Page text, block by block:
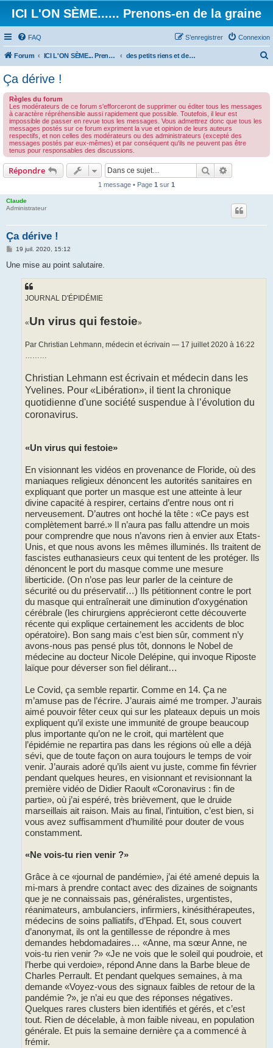
ICI L'ON SÈME...... Prenons-en de la graine
FAQ Connexion
S’enregistrer
Forum ICI L'ON SÈME... Prenons-en de la graine! des petits riens et des grands touts...
Ça dérive !
Règles du forum
Les modérateurs de ce forum s'efforceront de supprimer ou éditer tous les messages
à caractère répréhensible aussi rapidement que possible. Toutefois, il leur est
impossible de passer en revue tous les messages. Vous admettrez donc que tous les
messages postés sur ce forum expriment la vue et opinion de leurs auteurs
respectifs, et non celles des modérateurs ou des administrateurs (excepté des
messages postés par eux-mêmes) et par conséquent qu'ils ne peuvent pas être
tenus pour responsables des discussions.
Répondre Rechercher
1 message • Page 1 sur 1
Claude
Administrateur
Ça dérive !
M
s
19 juil. 2020, 15:12
Une mise au point salutaire.
JOURNAL D'ÉPIDÉMIE
«Un virus qui festoie»
Par Christian Lehmann, médecin et écrivain — 17 juillet 2020 à 16:22
………
Christian Lehmann est écrivain et médecin dans les
Yvelines. Pour «Libération», il tient la chronique
quotidienne d'une société suspendue à l’évolution du
coronavirus.
«Un virus qui festoie»
En visionnant les vidéos en provenance de Floride, où des
maniaques religieux dénoncent les autorités sanitaires en
expliquant que porter un masque est une atteinte à leur
divine capacité à respirer, certains d’entre nous ont ri
nerveusement. D’autres ont hoché la tête : «Ce pays est
complètement barré.» Il n’aura pas fallu attendre un mois
pour comprendre que nous n’avons rien à envier aux Etats-
Unis, et que nous avons les mêmes illuminés. Ils traitent de
fascistes euthanasieurs ceux qui tentent de les protéger. Ils
dénoncent le port du masque comme une mesure
liberticide. (On n’ose pas leur parler de la ceinture de
sécurité ou du préservatif…) Ils pétitionnent contre le port
du masque qui entraînerait une diminution d’oxygénation
cérébrale (les chirurgiens apprécieront cette découverte
récente qui explique certainement les accidents de bloc
opératoire). Bon sang mais c’est bien sûr, comment n’y
avons-nous pas pensé plus tôt, donnons le Nobel de
médecine au docteur Nicole Delépine, qui invoque Riposte
laïque pour déverser son fiel délirant…
Le Covid, ça semble repartir. Comme en 14. Ça ne
m’amuse pas de l’écrire. J’aurais aimé me tromper. J’aurais
aimé pouvoir fêter ceux qui sur les plateaux depuis un mois
expliquent qu’il existe une immunité de groupe beaucoup
plus importante qu’on ne le croit, qui martèlent que
l’épidémie ne repartira pas dans les régions où elle a déjà
sévi, que de toute façon on aura toujours le temps de voir
venir. J’aurais adoré qu’ils aient vu juste, comme fin février
pendant quelques heures, en visionnant et revisionnant la
première vidéo de Didier Raoult «Coronavirus : fin de
partie», où j’ai espéré, très brièvement, que le druide
marseillais ait raison. Mais au final, l’intuition, c’est bien, si
vous avez suffisamment d’humilité pour douter de vous
constamment.
«Ne vois-tu rien venir ?»
Grâce à ce «journal de pandémie», j’ai été amené depuis la
mi-mars à prendre contact avec des dizaines de soignants
que je ne connaissais pas, généralistes, urgentistes,
réanimateurs, ambulanciers, infirmiers, kinésithérapeutes,
médecins de soins palliatifs, d’Ehpad. Et, sous couvert
d’anonymat, ils ont la gentillesse de répondre à mes
demandes hebdomadaires… «Anne, ma sœur Anne, ne
vois-tu rien venir ?» «Je ne vois que le soleil qui poudroie, et
l’herbe qui verdoie», répond Anne dans la Barbe bleue de
Charles Perrault. Et pendant quelques semaines, à ma
demande «Voyez-vous des signaux faibles de retour de la
pandémie ?», je n’ai eu que des réponses négatives.
Quelques rares clusters bien identifiés et gérés, et c’est
tout. Rien de décelable, à mon faible niveau, en population
générale. Et puis la semaine dernière ça a commencé à
frémir.